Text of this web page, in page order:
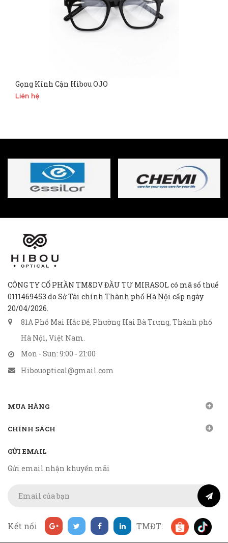
Gọng Kính Cận Hibou OJO
Liên hệ
CÔNG TY CỔ PHẦN TM&DV ĐẦU TƯ MIRASOL có mã số thuế
0111469453 do Sở Tài chính Thành phố Hà Nội cấp ngày
20/04/2026.
81A Phố Mai Hắc Đế, Phường Hai Bà Trưng, Thành phố
Hà Nội, Việt Nam.
Mon - Sun: 9:00 - 21:00
Hibouoptical@gmail.com
MUA HÀNG
CHÍNH SÁCH
GỬI EMAIL
Gửi email nhận khuyến mãi
Kết nối TMĐT: